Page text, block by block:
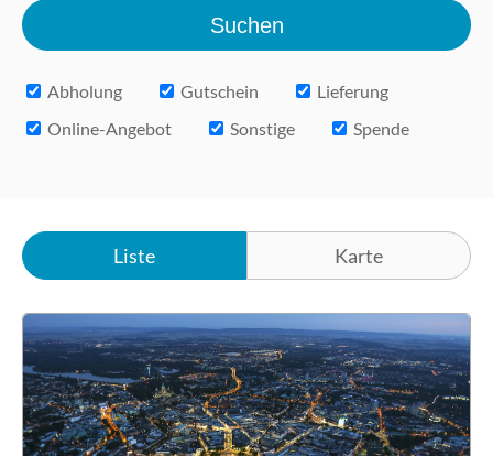
Abholung Gutschein
Lieferung
Online-Angebot
Sonstige Spende
Liste Karte